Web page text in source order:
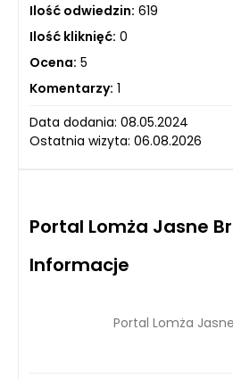
Ilość odwiedzin: 619
Ilość kliknięć: 0
Ocena: 5
Komentarzy: 1
Data dodania: 08.05.2024
Ostatnia wizyta: 06.08.2026
Portal Lomża Jasne
Informacje
Portal Lomża